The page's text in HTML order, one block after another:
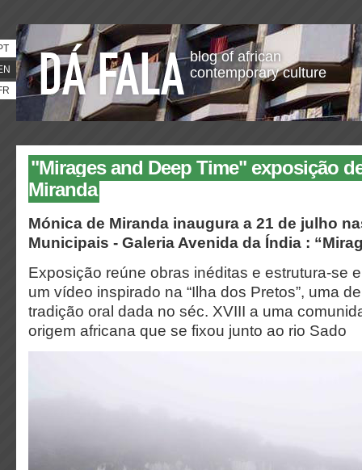
blog of african
contemporary culture
"Mirages and Deep Time" exposição
Miranda
Mónica de Miranda inaugura a 21 de julho
Municipais - Galeria Avenida da Índia :
Exposição reúne obras inéditas e estrutura-se
um vídeo inspirado na “Ilha dos Pretos”, uma
tradição oral dada no séc. XVIII a uma
origem africana que se fixou junto ao rio Sado